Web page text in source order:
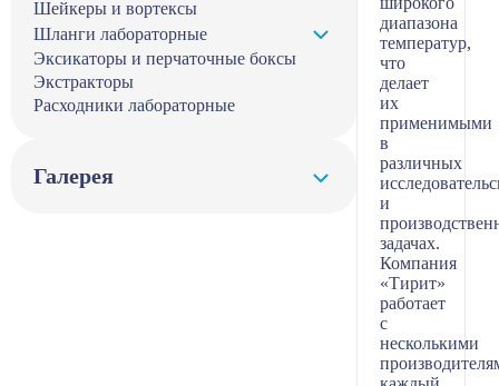
Шейкеры и вортексы
Шланги лабораторные
Эксикаторы и перчаточные боксы
Экстракторы
Расходники лабораторные
Галерея
диапазона
температур,
что
делает
их
применимыми
в
различных
и
задачах.
Компания
«Тирит»
работает
с
несколькими